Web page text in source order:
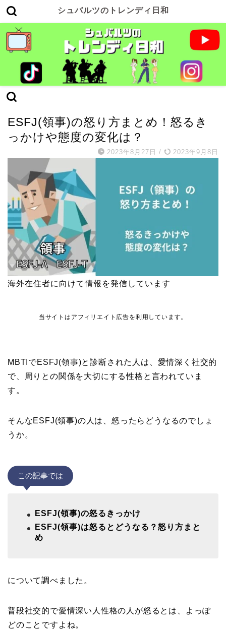
シュバルツのトレンディ日和
ESFJ(領事)の怒り方まとめ！怒るき
っかけや態度の変化は？
2023年8月27日 / 2023年9月8日
海外在住者に向けて情報を発信しています
当サイトはアフィリエイト広告を利用しています。
MBTIでESFJ(領事)と診断された人は、愛情深く社交的
で、周りとの関係を大切にする性格と言われていま
す。
そんなESFJ(領事)の人は、怒ったらどうなるのでしょ
うか。
この記事では
ESFJ(領事)の怒るきっかけ
ESFJ(領事)は怒るとどうなる？怒り方まと
め
について調べました。
普段社交的で愛情深い人性格の人が怒るとは、よっぽ
どのことですよね。